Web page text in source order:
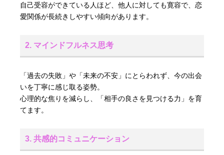
自己受容ができている人ほど、他人に対しても寛容で、恋
愛関係が長続きしやすい傾向があります。
2. マインドフルネス思考
「過去の失敗」や「未来の不安」にとらわれず、今の出会
いを丁寧に感じ取る姿勢。
心理的な焦りを減らし、「相手の良さを見つける力」を育
てます。
3. 共感的コミュニケーション